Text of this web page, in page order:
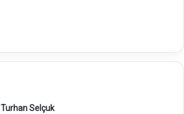
Turhan Selçuk